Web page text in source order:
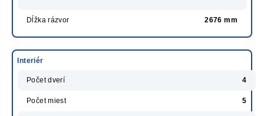
Dĺžka rázvor 2676 mm
Interiér
Počet dverí 4
Počet miest 5